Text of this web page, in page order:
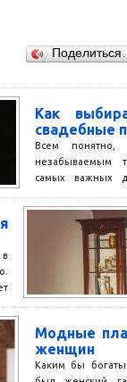
Как
свадебные
Всем понятно,
незабываемым
самых важных
в
Модные
женщин
Каким бы